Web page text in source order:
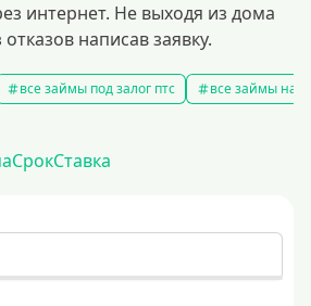
интернет. Не выходя из дома
написав заявку.
все займы под залог птс все займы на
СрокСтавка